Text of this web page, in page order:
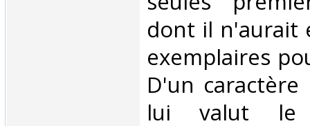
dont il n'aurait
exemplaires
D'un
lui valut le